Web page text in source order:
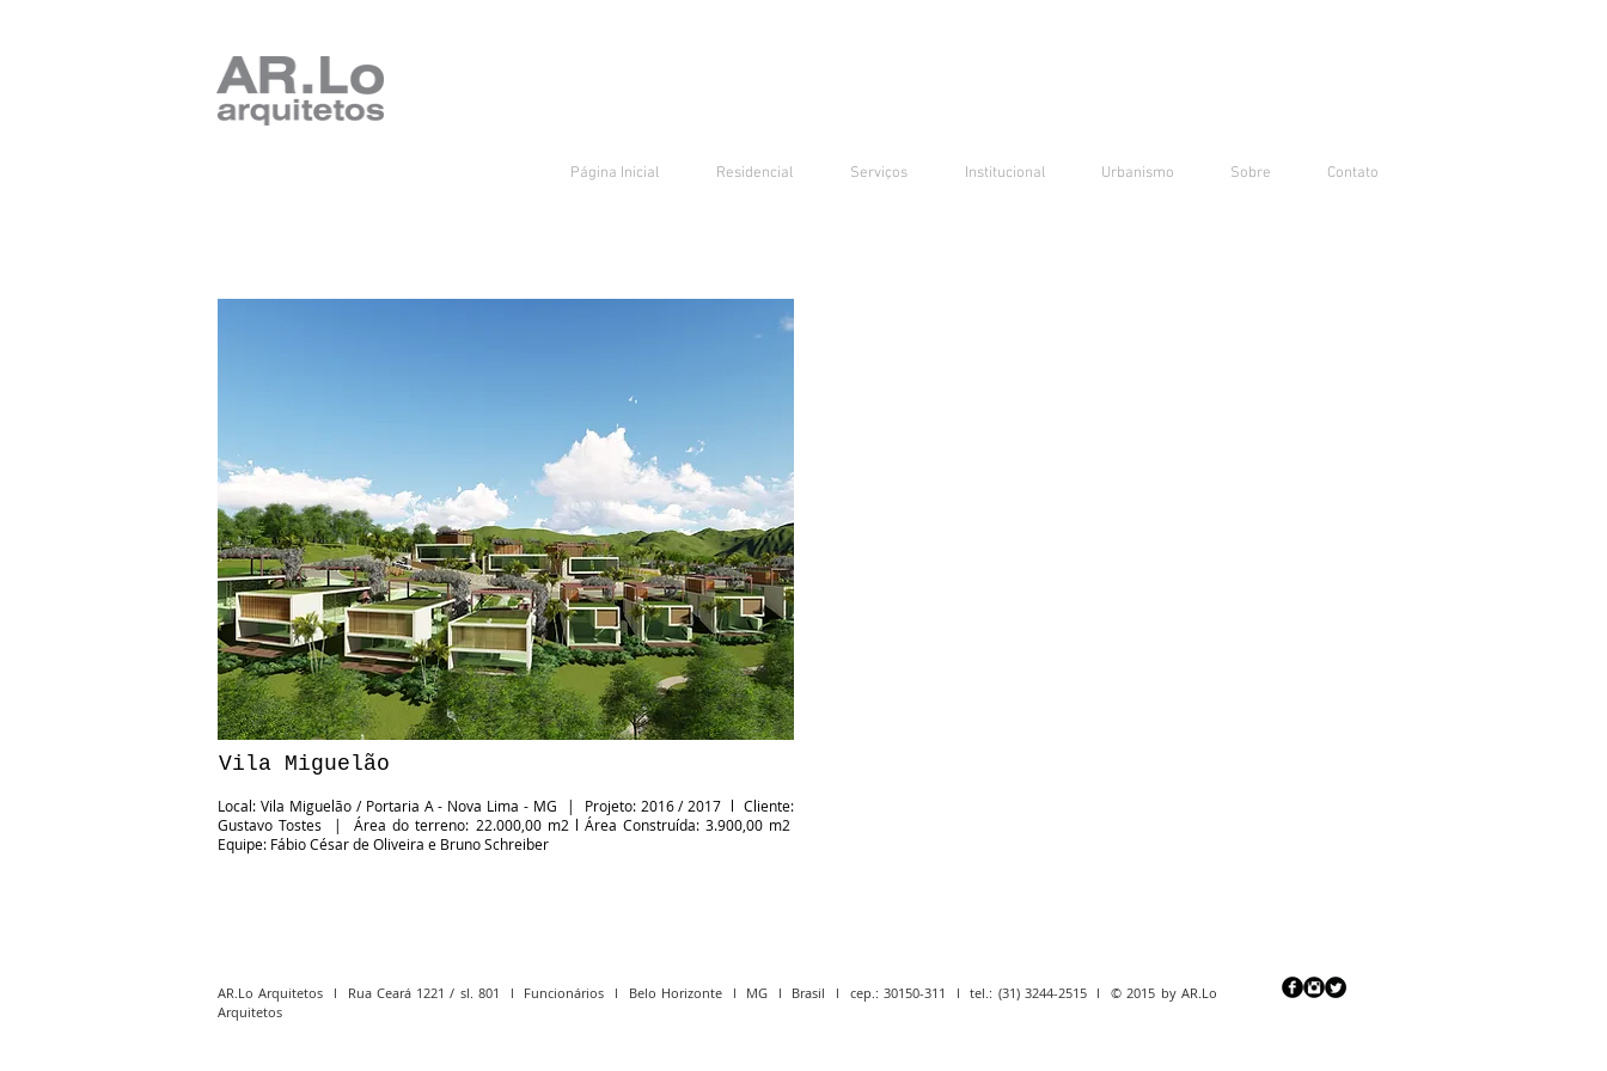
Página Inicial Residencial Serviços Institucional Urbanismo Sobre Contato
Vila Miguelão
Local: Vila Miguelão / Portaria A - Nova Lima - MG | Projeto: 2016 / 2017 l Cliente:
Gustavo Tostes | Área do terreno: 22.000,00 m2 l Área Construída: 3.900,00 m2
Equipe: Fábio César de Oliveira e Bruno Schreiber
AR.Lo Arquitetos l Rua Ceará 1221 / sl. 801 l Funcionários l Belo Horizonte l MG l Brasil l cep.: 30150-311 l tel.: (31) 3244-2515 l © 2015 by AR.Lo
Arquitetos